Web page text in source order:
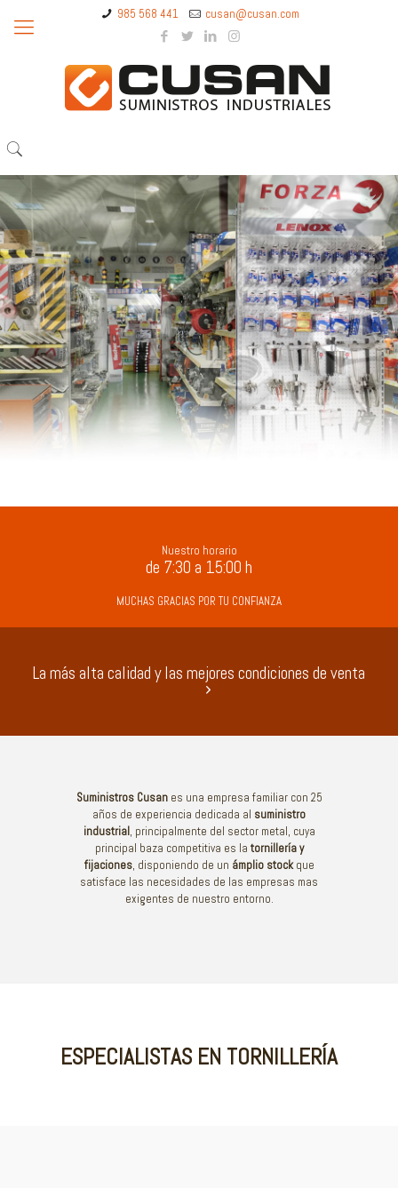
985 568 441 cusan@cusan.com
Nuestro horario
de 7:30 a 15:00 h
MUCHAS GRACIAS POR TU CONFIANZA
La más alta calidad y las mejores condiciones de venta
Suministros Cusanes una empresa familiar con 25
años de experiencia dedicada al suministro
industrial, principalmente del sector metal, cuya
principal baza competitiva es la tornillería y
fijaciones, disponiendo de un ámplio stockque
satisface las necesidades de las empresas mas
exigentes de nuestro entorno.
ESPECIALISTAS EN TORNILLERÍA